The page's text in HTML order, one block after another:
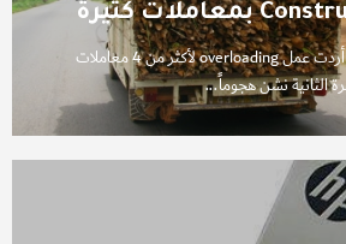
ما هو عدد دوال البناء اذا أردت عمل overloading لأكثر من 4 معاملات
الثانية نشن هجوماً...